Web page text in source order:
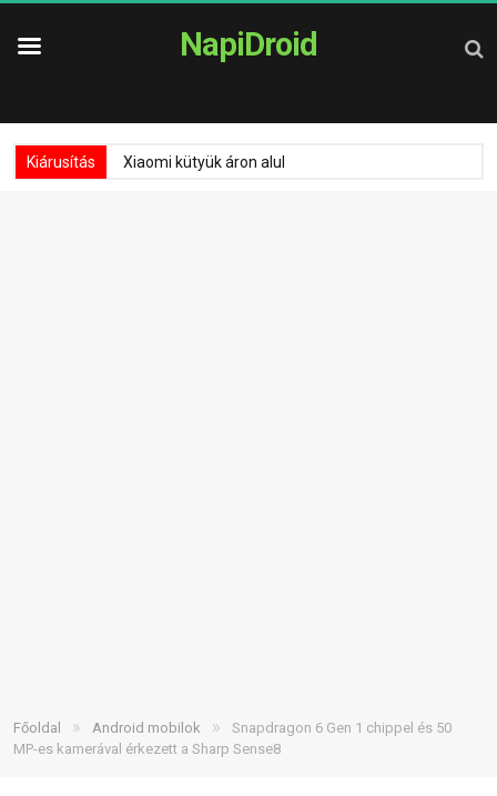
NapiDroid
Kiárusítás Xiaomi kütyük áron alul
Főoldal » Android mobilok »
Snapdragon 6 Gen 1 chippel és 50
MP-es kamerával érkezett a Sharp Sense8